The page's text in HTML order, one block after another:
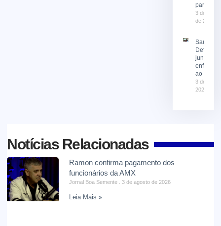
3 de
de 2026
Saúde e
Defesa
juntas no
ao El
3 de
2026
Notícias Relacionadas
Ramon confirma pagamento dos
funcionários da AMX
Jornal Boa Semente 3 de agosto de 2026
Leia Mais »